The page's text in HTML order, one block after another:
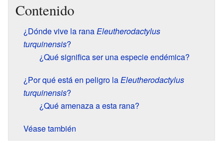
Contenido
¿Dónde vive la ranaEleutherodactylus
turquinensis?
¿Qué significa ser una especie endémica?
¿Por qué está en peligro laEleutherodactylus
turquinensis?
¿Qué amenaza a esta rana?
Véase también